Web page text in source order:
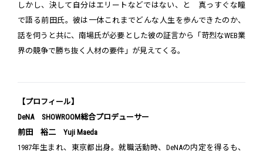
しかし、決して自分はエリートなどではない、と 真っすぐな瞳
で語る前田氏。彼は一体これまでどんな人生を歩んできたのか、
話を伺うと共に、南場氏が必要とした彼の証言から「苛烈なWEB業
界の競争で勝ち抜く人材の要件」が見えてくる。
【プロフィール】
DeNA SHOWROOM総合プロデューサー
前田 裕二 Yuji Maeda
1987年生まれ、東京都出身。就職活動時、DeNAの内定を得るも、